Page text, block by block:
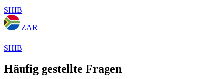
SHIB
ZAR
SHIB
Häufig gestellte Fragen